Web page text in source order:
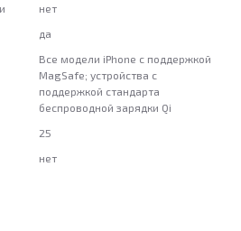
нет
да
Все модели iPhone с поддержкой
MagSafe; устройства с
поддержкой стандарта
беспроводной зарядки Qi
25
нет